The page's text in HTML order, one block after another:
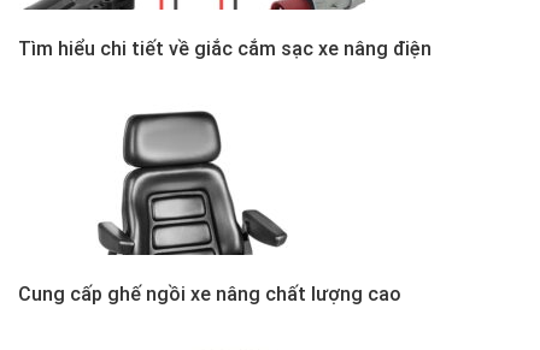
Tìm hiểu chi tiết về giắc cắm sạc xe nâng điện
Cung cấp ghế ngồi xe nâng chất lượng cao